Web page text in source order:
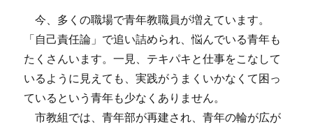
今、多くの職場で青年教職員が増えています。
「自己責任論」で追い詰められ、悩んでいる青年も
たくさんいます。一見、テキパキと仕事をこなして
いるように見えても、実践がうまくいかなくて困っ
ているという青年も少なくありません。
市教組では、青年部が再建され、青年の輪が広が